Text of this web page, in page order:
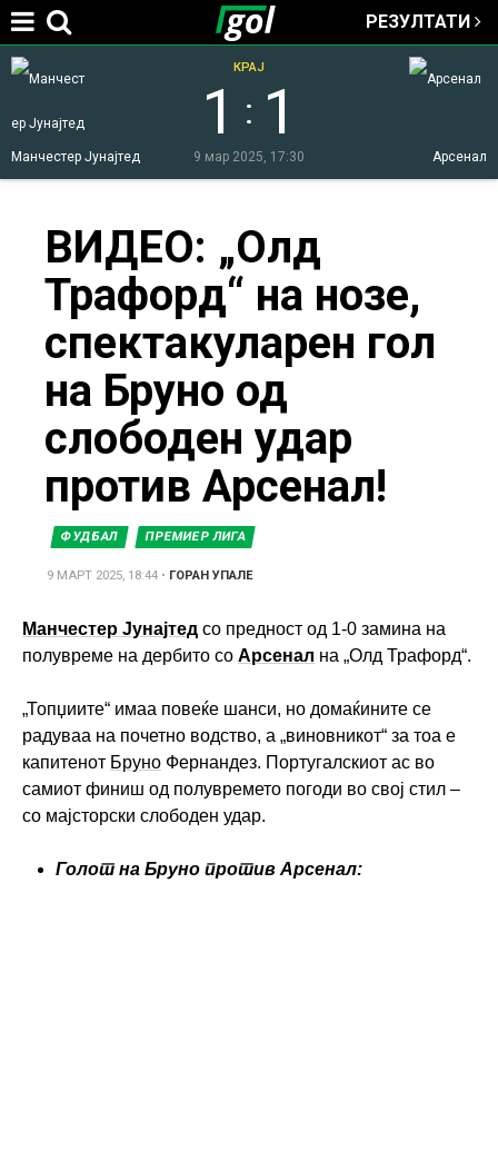
Jump to navigation
РЕЗУЛТАТИ
Манчестер Јунајтед Арсенал
1 : 1
КРАЈ
9 мар 2025, 17:30
here
ВИДЕО: „Олд
Трафорд“ на нозе,
спектакуларен гол
на Бруно од
слободен удар
против Арсенал!
ФУДБАЛ ПРЕМИЕР ЛИГА
9 МАРТ 2025, 18:44 • ГОРАН УПАЛЕ
Манчестер Јунајтед со предност од 1-0 замина на
полувреме на дербито со Арсенал на „Олд Трафорд“.
„Топџиите“ имаа повеќе шанси, но домаќините се
радуваа на почетно водство, а „виновникот“ за тоа е
капитенот Бруно Фернандез. Португалскиот ас во
самиот финиш од полувремето погоди во свој стил –
со мајсторски слободен удар.
Голот на Бруно против Арсенал: